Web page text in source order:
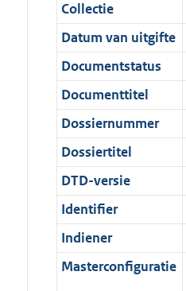
i
e
i
n
f
o
r
m
a
a
t
6
1
K
b
t
i
e
i
n
f
o
r
m
a
a
t
:
1
5
K
b
a
t
i
e
i
n
f
o
r
m
a
a
e
:
2
7
K
b
c
a
t
i
e
i
n
f
o
r
m
a
t
e
:
3
6
K
b
Collectie
Datum van uitgifte
Documentstatus
Documenttitel
Dossiernummer
Dossiertitel
DTD-versie
Identifier
Indiener
Masterconfiguratie